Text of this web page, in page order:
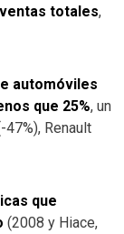
totales,
automóviles
que 25%, un
Renault
que
(2008 y Hiace,